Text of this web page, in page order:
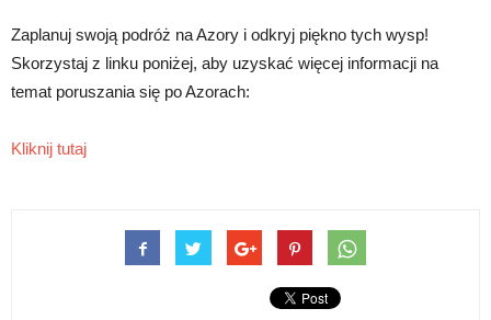
Zaplanuj swoją podróż na Azory i odkryj piękno tych wysp!
Skorzystaj z linku poniżej, aby uzyskać więcej informacji na
temat poruszania się po Azorach:
Kliknij tutaj